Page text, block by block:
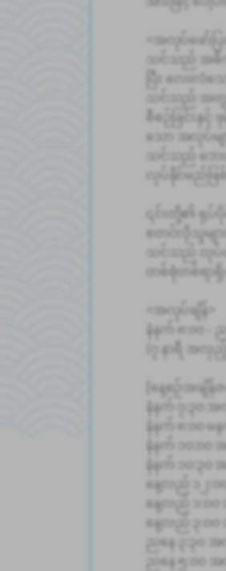
<အလုပ်ဖော်ပြ
သင်သည် အဓိက
ပြီး လေးလံ
သင်သည် အတွင်း
စီစဉ်ခြင်းနှ
သော အလုပ်မ
သင်သည် ဘေ
လုပ်နိုင်မည်ဖ
၎င်းတို့၏ ရုပ်
စတင်လိုသူမျာ
သင်သည် လုပ်င
တစ်စုံတစ်ရာရှိ
<အလုပ်ချိန်>
နံနက် ၈:၀၀ -
(၇ နာရီ အလှ
[နေ့စဉ်အချိန်
နံနက် ၇:၃၀
နံနက် ၈:၀၀
နံနက် ၁၀:၀၀ အ
နံနက် ၁၀:၃၀
နေ့လည် ၁၂:၀
နေ့လည် ၁:၀၀
နေ့လည် ၃:၀၀
ညနေ ၃:၃၀ အ
ညနေ ၅:၀၀ အ